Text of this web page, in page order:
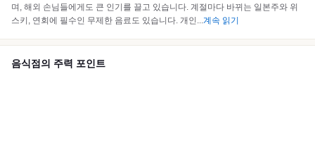
며, 해외 손님들에게도 큰 인기를 끌고 있습니다. 계절마다 바뀌는 일본주와 위
스키, 연회에 필수인 무제한 음료도 있습니다. 개인 ...계속 읽기
음식점의 주력 포인트